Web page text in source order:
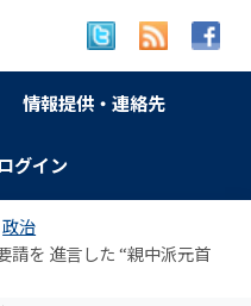
情報提供・連絡先
グイン
政治
請を 進言した “親中派元首